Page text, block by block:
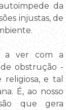
da
injustas, de
a ver com a
obstrução -
e tal
É, ao nosso
que gera